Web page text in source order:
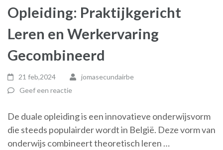
Opleiding: Praktijkgericht
Leren en Werkervaring
Gecombineerd
21 feb,2024
jomasecundairbe
Geef een reactie
De duale opleiding is een innovatieve onderwijsvorm
die steeds populairder wordt in België. Deze vorm van
onderwijs combineert theoretisch leren …